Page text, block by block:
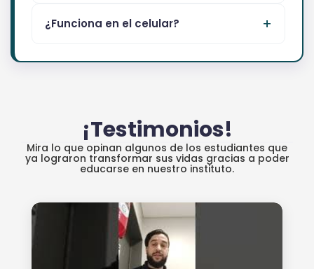
¿Funciona en el celular?
¡Testimonios!
Mira lo que opinan algunos de los estudiantes que
ya lograron transformar sus vidas gracias a poder
educarse en nuestro instituto.